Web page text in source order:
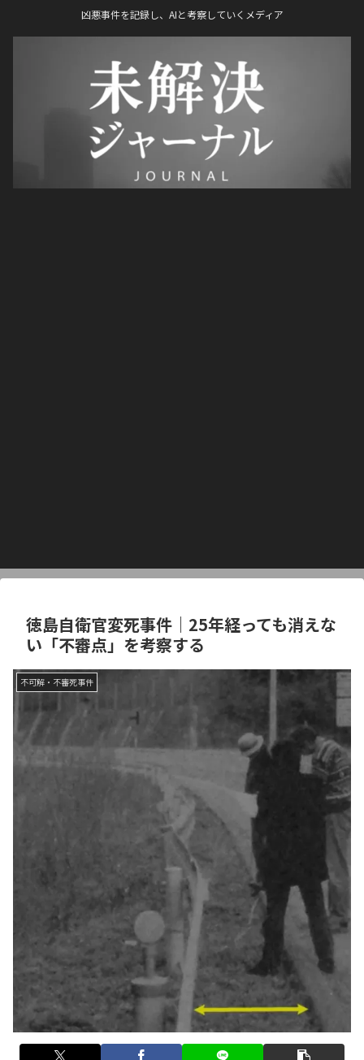
凶悪事件を記録し、AIと考察していくメディア
徳島自衛官変死事件｜25年経っても消えな
い「不審点」を考察する
不可解・不審死事件